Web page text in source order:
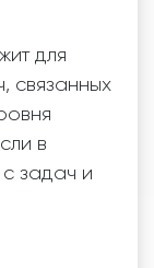
для
связанных
в
задач и